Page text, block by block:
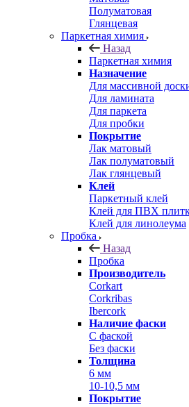
Полуматовая
Глянцевая
Паркетная химия
Назад
Паркетная химия
Назначение
Для массивной
Для ламината
Для паркета
Для пробки
Покрытие
Лак матовый
Лак полуматовый
Лак глянцевый
Клей
Паркетный клей
Клей для ПВХ
Клей для линолеума
Пробка
Назад
Пробка
Производитель
Corkart
Corkribas
Ibercork
Наличие фаски
С фаской
Без фаски
Толщина
6 мм
10-10,5 мм
Покрытие